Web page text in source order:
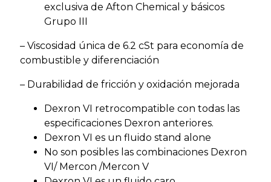
exclusiva de Afton Chemical y básicos
Grupo III
– Viscosidad única de 6.2 cSt para economía de
combustible y diferenciación
– Durabilidad de fricción y oxidación mejorada
Dexron VI retrocompatible con todas las
especificaciones Dexron anteriores.
Dexron VI es un fluido stand alone
No son posibles las combinaciones Dexron
VI/ Mercon /Mercon V